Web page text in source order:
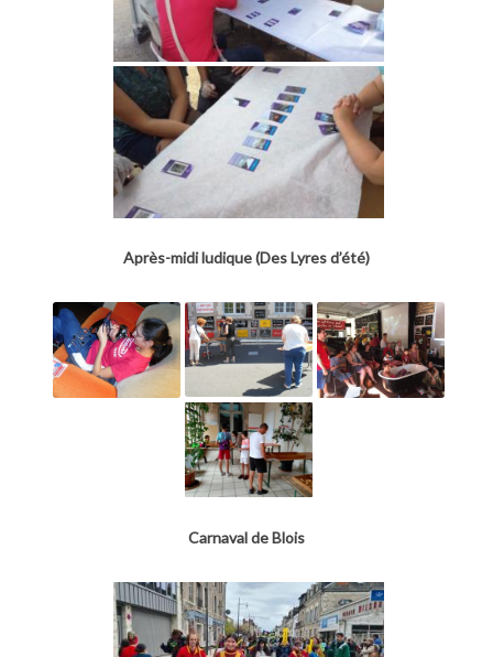
Après-midi ludique (Des Lyres d’été)
Carnaval de Blois